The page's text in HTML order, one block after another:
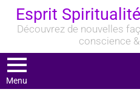
Esprit
Découvrez de nouvelles
conscience
Menu